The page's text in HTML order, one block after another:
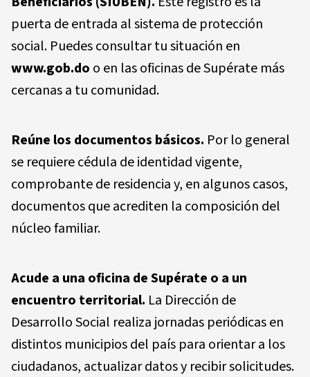
puerta de entrada al sistema de protección
social. Puedes consultar tu situación en
www.gob.do o en las oficinas de Supérate más
cercanas a tu comunidad.
Reúne los documentos básicos. Por lo general
se requiere cédula de identidad vigente,
comprobante de residencia y, en algunos casos,
documentos que acrediten la composición del
núcleo familiar.
Acude a una oficina de Supérate o a un
encuentro territorial. La Dirección de
Desarrollo Social realiza jornadas periódicas en
distintos municipios del país para orientar a los
ciudadanos, actualizar datos y recibir solicitudes.